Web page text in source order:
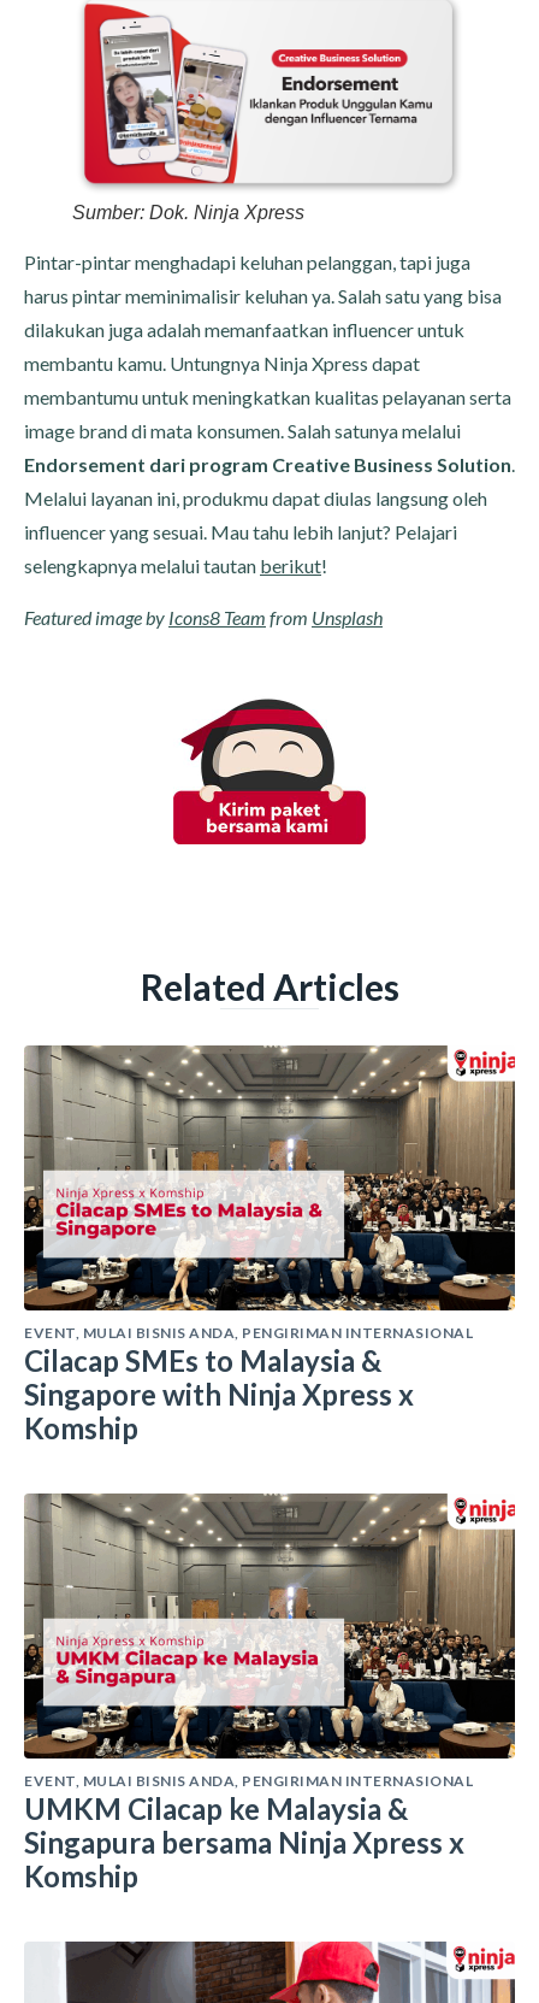
Sumber: Dok. Ninja Xpress
Pintar-pintar menghadapi keluhan pelanggan, tapi juga
harus pintar meminimalisir keluhan ya. Salah satu yang bisa
dilakukan juga adalah memanfaatkan influencer untuk
membantu kamu. Untungnya Ninja Xpress dapat
membantumu untuk meningkatkan kualitas pelayanan serta
image brand di mata konsumen. Salah satunya melalui
Endorsement dari program Creative Business Solution.
Melalui layanan ini, produkmu dapat diulas langsung oleh
influencer yang sesuai. Mau tahu lebih lanjut? Pelajari
selengkapnya melalui tautan berikut!
Featured image by Icons8 Team from Unsplash
Related Articles
EVENT MULAI BISNIS ANDA PENGIRIMAN INTERNASIONAL
Cilacap SMEs to Malaysia &
Singapore with Ninja Xpress x
Komship
EVENT MULAI BISNIS ANDA PENGIRIMAN INTERNASIONAL
UMKM Cilacap ke Malaysia &
Singapura bersama Ninja Xpress x
Komship